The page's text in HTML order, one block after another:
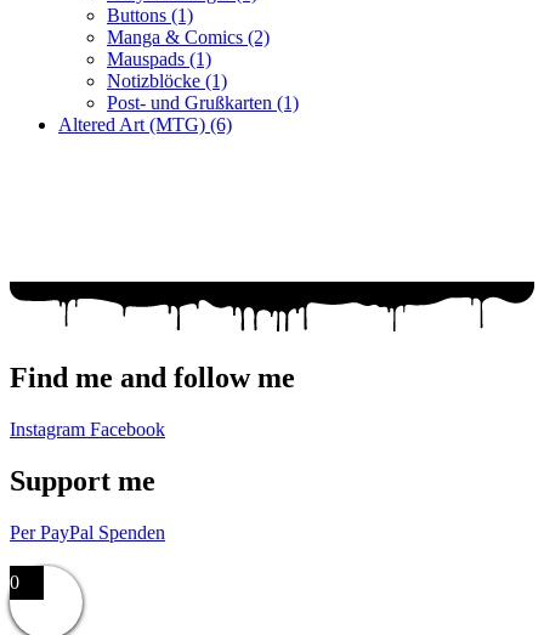
Buttons (1)
Manga & Comics (2)
Mauspads (1)
Notizblöcke (1)
Post- und Grußkarten (1)
Altered Art (MTG) (6)
Find me and follow me
Instagram Facebook
Support me
Per PayPal Spenden
0